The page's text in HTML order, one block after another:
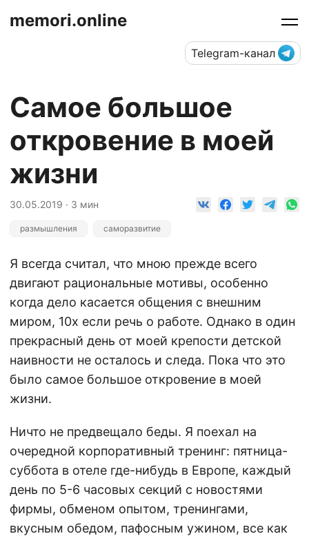
memori.online
Telegram-канал
Самое большое
откровение в моей
жизни
30.05.2019 · 3 мин
размышления саморазвитие
Я всегда считал, что мною прежде всего
двигают рациональные мотивы, особенно
когда дело касается общения с внешним
миром, 10x если речь о работе. Однако в один
прекрасный день от моей крепости детской
наивности не осталось и следа. Пока что это
было самое большое откровение в моей
жизни.
Ничто не предвещало беды. Я поехал на
очередной корпоративный тренинг: пятница-
суббота в отеле где-нибудь в Европе, каждый
день по 5-6 часовых секций с новостями
фирмы, обменом опытом, тренингами,
вкусным обедом, пафосным ужином, все как